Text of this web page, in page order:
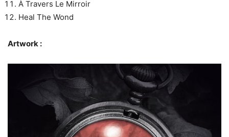
À Travers Le Mirroir
Heal The Wond
Artwork :